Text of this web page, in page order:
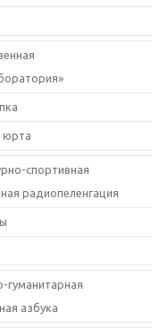
юрта
спортивная
радиопеленгация
гуманитарная
азбука